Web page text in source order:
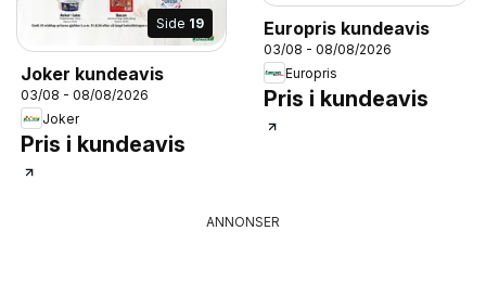
Side 19
Joker kundeavis
03/08 - 08/08/2026
Joker
Pris i kundeavis
Europris kundeavis
03/08 - 08/08/2026
Europris
Pris i kundeavis
ANNONSER